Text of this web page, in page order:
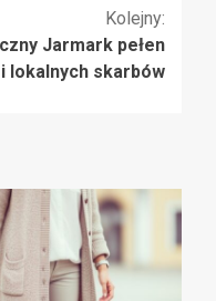
Kolejny:
Jarmark pełen
lokalnych skarbów